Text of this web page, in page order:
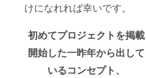
けになれれば幸いです。
初めてプロジェクトを掲載
開始した一昨年から出して
いるコンセプト、